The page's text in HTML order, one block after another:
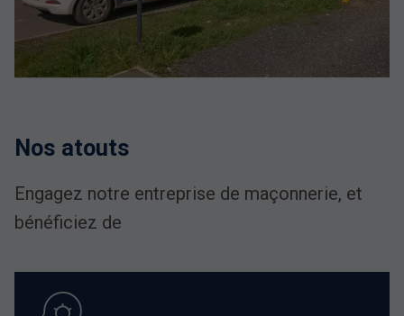
Nos atouts
Engagez notre entreprise de maçonnerie, et
bénéficiez de